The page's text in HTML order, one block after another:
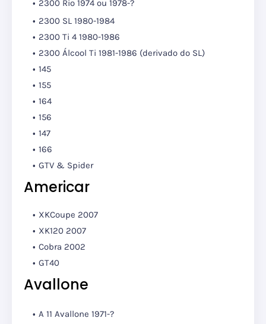
2300 Rio 1974 ou 1978-?
2300 SL 1980-1984
2300 Ti 4 1980-1986
2300 Álcool Ti 1981-1986 (derivado do SL)
145
155
164
156
147
166
GTV & Spider
Americar
XKCoupe 2007
XK120 2007
Cobra 2002
GT40
Avallone
A 11 Avallone 1971-?